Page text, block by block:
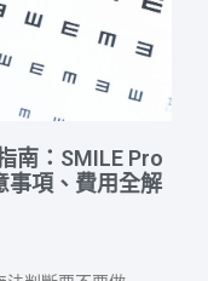
南：SMILE Pro
事項、費用全解